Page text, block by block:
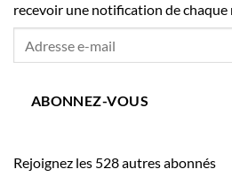
recevoir une notification de
ABONNEZ-VOUS
Rejoignez les 528 autres abonnés